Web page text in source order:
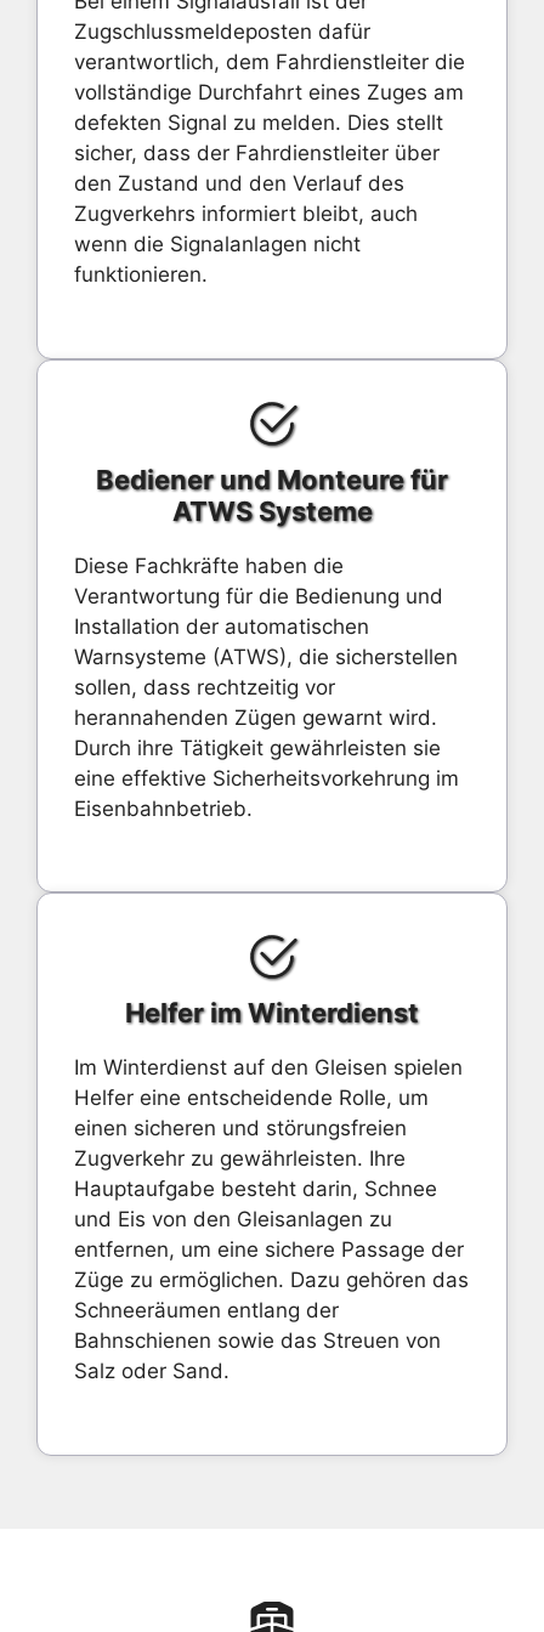
Zugschlussmeldeposten dafür
verantwortlich, dem Fahrdienstleiter die
vollständige Durchfahrt eines Zuges am
defekten Signal zu melden. Dies stellt
sicher, dass der Fahrdienstleiter über
den Zustand und den Verlauf des
Zugverkehrs informiert bleibt, auch
wenn die Signalanlagen nicht
funktionieren.
Bediener und Monteure für
ATWS Systeme
Diese Fachkräfte haben die
Verantwortung für die Bedienung und
Installation der automatischen
Warnsysteme (ATWS), die sicherstellen
sollen, dass rechtzeitig vor
herannahenden Zügen gewarnt wird.
Durch ihre Tätigkeit gewährleisten sie
eine effektive Sicherheitsvorkehrung im
Eisenbahnbetrieb.
Helfer im Winterdienst
Im Winterdienst auf den Gleisen spielen
Helfer eine entscheidende Rolle, um
einen sicheren und störungsfreien
Zugverkehr zu gewährleisten. Ihre
Hauptaufgabe besteht darin, Schnee
und Eis von den Gleisanlagen zu
entfernen, um eine sichere Passage der
Züge zu ermöglichen. Dazu gehören das
Schneeräumen entlang der
Bahnschienen sowie das Streuen von
Salz oder Sand.